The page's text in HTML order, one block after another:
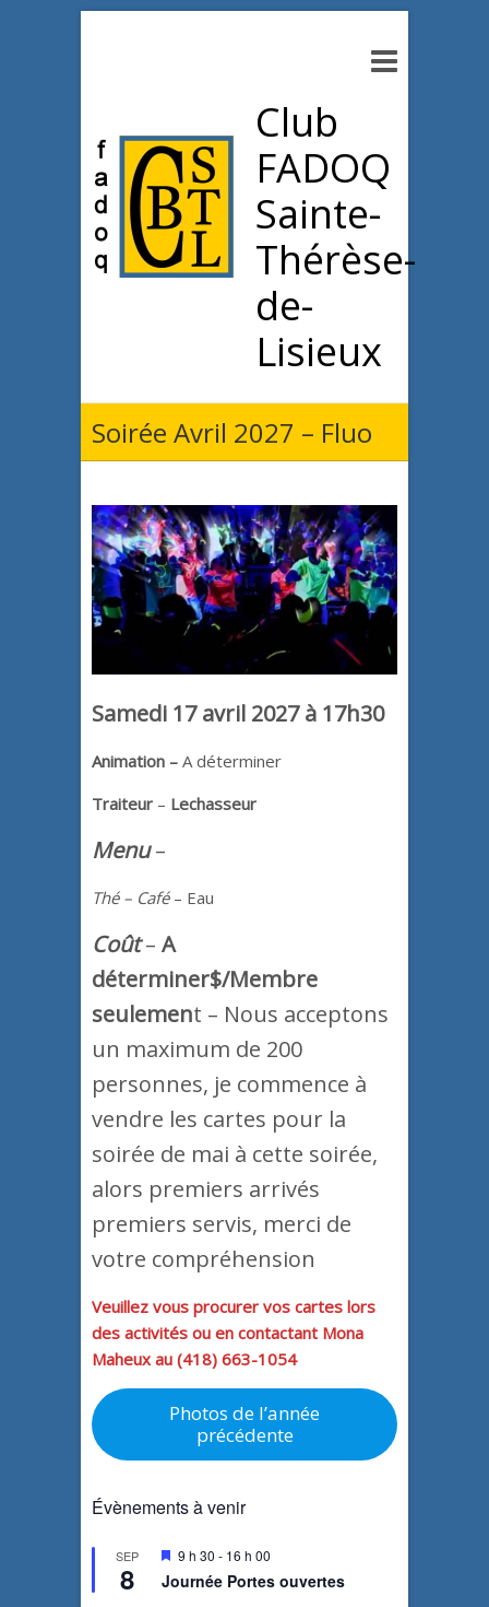
Club
FADOQ
Sainte-
Thérèse-
de-
Lisieux
Soirée Avril 2027 – Fluo
Samedi 17 avril 2027 à 17h30
Animation – A déterminer
Traiteur – Lechasseur
Menu–
Thé – Café– Eau
Coût– A
déterminer$/Membre
seulement – Nous acceptons
un maximum de 200
personnes, je commence à
vendre les cartes pour la
soirée de mai à cette soirée,
alors premiers arrivés
premiers servis, merci de
votre compréhension
Veuillez vous procurer vos cartes lors
des activités ou en contactant Mona
Maheux au (418) 663-1054
Photos de l’année
précédente
Évènements à venir
SEP
8
M
s
9 h 30 - 16 h 00
Journée Portes ouvertes